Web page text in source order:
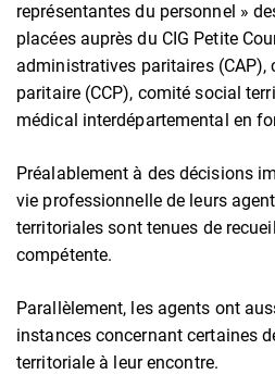
représentantes du personnel »
placées auprès du CIG Petite
administratives paritaires
paritaire (CCP), comité social
médical interdépartemental en
Préalablement à des décisions
vie professionnelle de leurs
territoriales sont tenues de
compétente.
Parallèlement, les agents ont
instances concernant certaines
territoriale à leur encontre.